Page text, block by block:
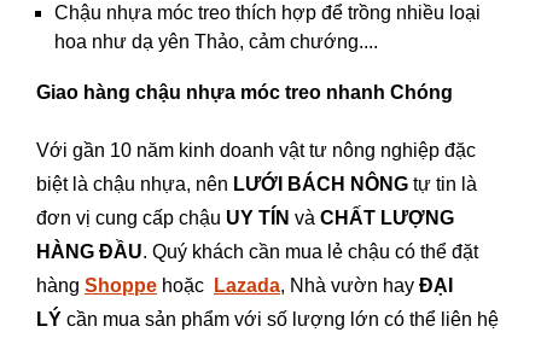
Chậu nhựa móc treo thích hợp để trồng nhiều loại
hoa như dạ yên Thảo, cảm chướng....
Giao hàng chậu nhựa móc treo nhanh Chóng
Với gần 10 năm kinh doanh vật tư nông nghiệp đặc
biệt là chậu nhựa, nên LƯỚI BÁCH NÔNG tự tin là
đơn vị cung cấp chậu UY TÍN và CHẤT LƯỢNG
HÀNG ĐẦU. Quý khách cần mua lẻ chậu có thể đặt
hàng Shoppe hoặc ​​​​ Lazada, Nhà vườn hay ĐẠI
LÝ cần mua sản phẩm với số lượng lớn có thể liên hệ